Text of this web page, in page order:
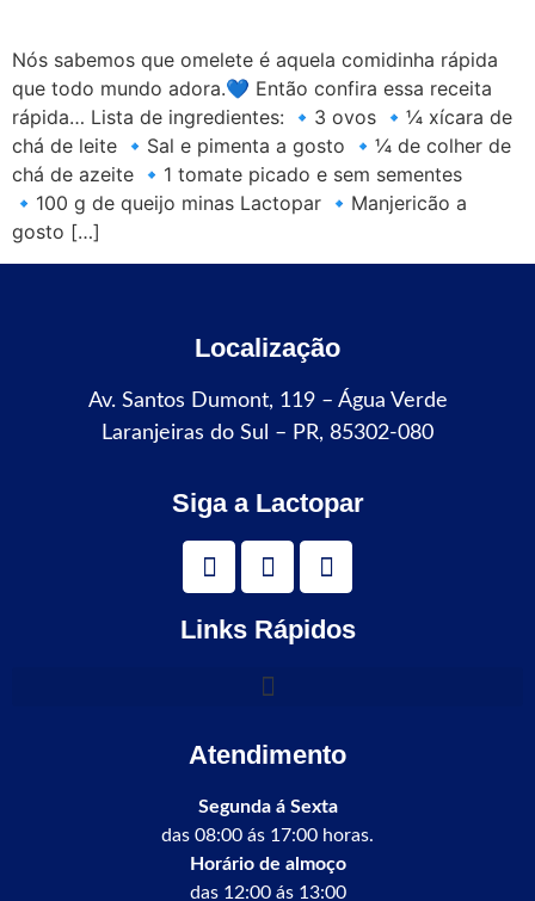
Nós sabemos que omelete é aquela comidinha rápida
que todo mundo adora.💙 Então confira essa receita
rápida… Lista de ingredientes: 🔹3 ovos 🔹¼ xícara de
chá de leite 🔹Sal e pimenta a gosto 🔹¼ de colher de
chá de azeite 🔹1 tomate picado e sem sementes
🔹100 g de queijo minas Lactopar 🔹Manjericão a
gosto […]
Localização
Av. Santos Dumont, 119 – Água Verde
Laranjeiras do Sul – PR, 85302-080
Siga a Lactopar
Links Rápidos
Atendimento
Segunda á Sexta
das 08:00 ás 17:00 horas.
Horário de almoço
das 12:00 ás 13:00